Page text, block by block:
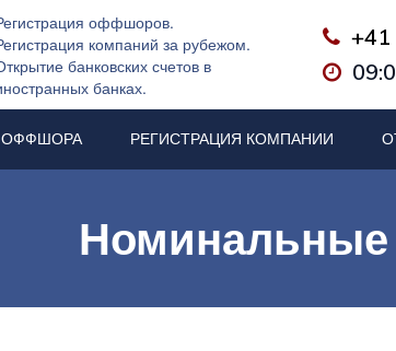
оффшоров.
компаний за рубежом.
банковских счетов в
банках.
 +41

ОФФШОРА РЕГИСТРАЦИЯ КОМПАНИИ
Номинальные